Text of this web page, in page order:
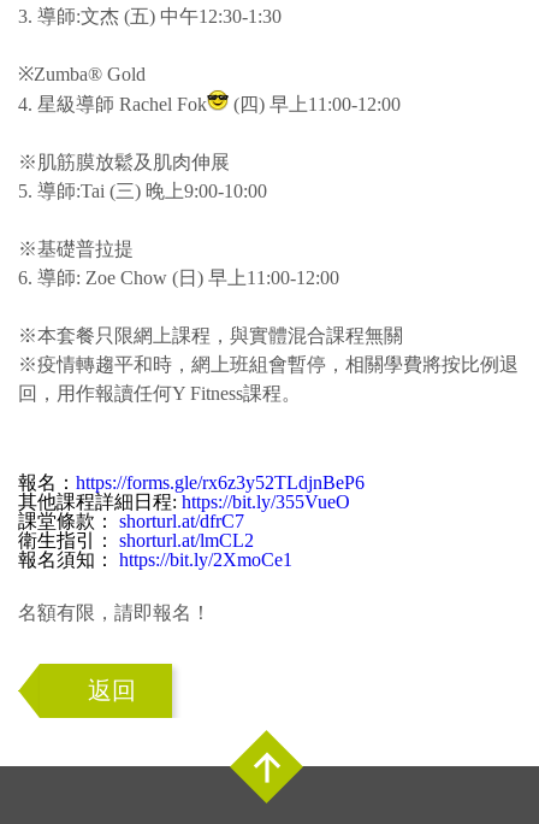
3. 導師:文杰 (五) 中午12:30-1:30
※Zumba®️ Gold
4. 星級導師 Rachel Fok
(四) 早上11:00-12:00
※肌筋膜放鬆及肌肉伸展
5. 導師:Tai (三) 晚上9:00-10:00
※基礎普拉提
6. 導師: Zoe Chow (日) 早上11:00-12:00
※本套餐只限網上課程，與實體混合課程無關
※疫情轉趨平和時，網上班組會暫停，相關學費將按比例退
回，用作報讀任何Y Fitness課程。
報名： https://forms.gle/rx6z3y52TLdjnBeP6
其他課程詳細日程: https://bit.ly/355VueO
課堂條款： shorturl.at/dfrC7
衛生指引： shorturl.at/lmCL2
報名須知： https://bit.ly/2XmoCe1
名額有限，請即報名！
返回